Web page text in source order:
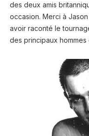
des deux amis
occasion. Merci à
avoir raconté le
des principaux hommes